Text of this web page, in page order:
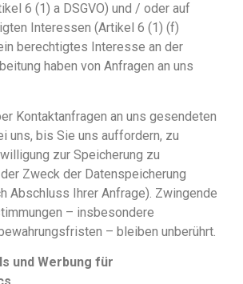
6 (1) a DSGVO) und / oder auf
Interessen (Artikel 6 (1) (f)
berechtigtes Interesse an der
haben von Anfragen an uns
Kontaktanfragen an uns gesendeten
uns, bis Sie uns auffordern, zu
zur Speicherung zu
Zweck der Datenspeicherung
Abschluss Ihrer Anfrage). Zwingende
– insbesondere
– bleiben unberührt.
und Werbung für